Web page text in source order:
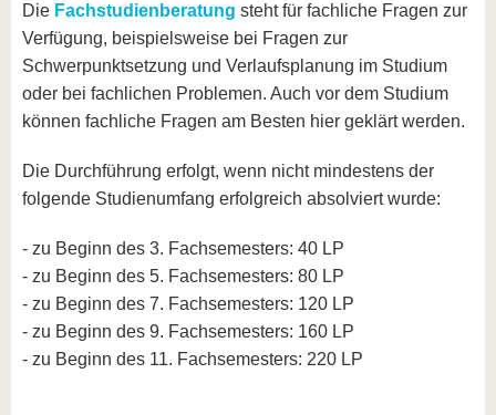
Die Fachstudienberatung steht für fachliche Fragen zur
Verfügung, beispielsweise bei Fragen zur
Schwerpunktsetzung und Verlaufsplanung im Studium
oder bei fachlichen Problemen. Auch vor dem Studium
können fachliche Fragen am Besten hier geklärt werden.
Die Durchführung erfolgt, wenn nicht mindestens der
folgende Studienumfang erfolgreich absolviert wurde:
- zu Beginn des 3. Fachsemesters: 40 LP
- zu Beginn des 5. Fachsemesters: 80 LP
- zu Beginn des 7. Fachsemesters: 120 LP
- zu Beginn des 9. Fachsemesters: 160 LP
- zu Beginn des 11. Fachsemesters: 220 LP